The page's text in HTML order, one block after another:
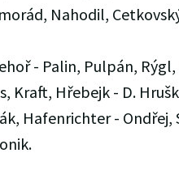
Nahodil,
- Palin, Pulpán,
Kraft, Hřebejk - D.
Hafenrichter - Ondřej,